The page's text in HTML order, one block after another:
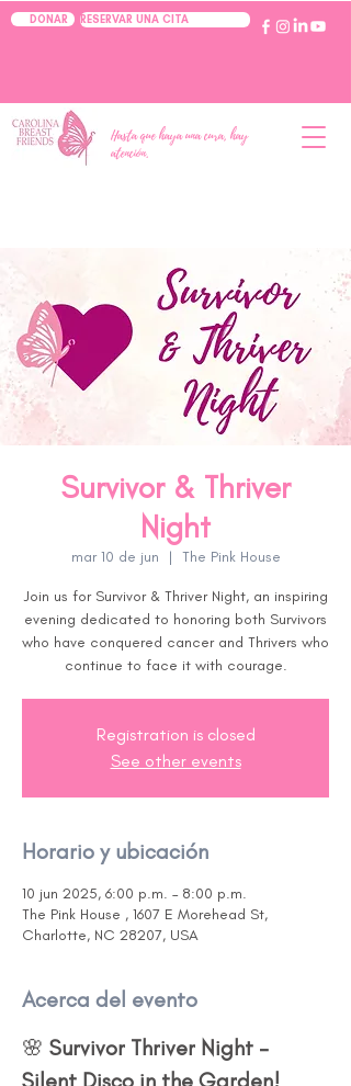
DONAR RESERVAR UNA CITA
Hasta que haya una cura, hay
atención.
Survivor & Thriver
Night
mar 10 de jun
  |
The Pink House
Join us for Survivor & Thriver Night, an inspiring
evening dedicated to honoring both Survivors
who have conquered cancer and Thrivers who
continue to face it with courage.
Registration is closed
See other events
Horario y ubicación
10 jun 2025, 6:00 p.m. – 8:00 p.m.
The Pink House , 1607 E Morehead St,
Charlotte, NC 28207, USA
Acerca del evento
🌸 Survivor Thriver Night –
Silent Disco in the Garden!